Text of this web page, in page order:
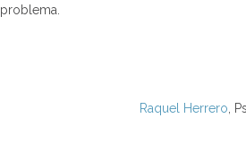
problema.
Raquel Herrero ,